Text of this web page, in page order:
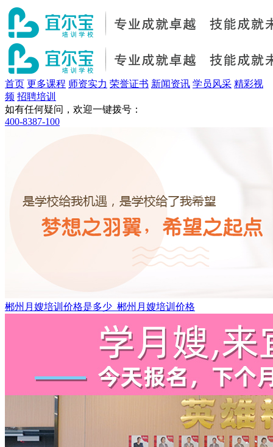
首页 更多课程 师资实力 荣誉证书 新闻资讯 学员风采 精彩视
频 招聘培训
如有任何疑问，欢迎一键拨号：
400-8387-100
郴州月嫂培训价格是多少_郴州月嫂培训价格